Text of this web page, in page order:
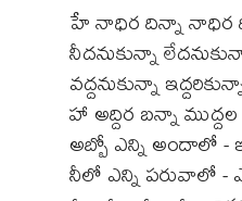
హే నాధిర దిన్నా నాధిర
నీదనుకున్నా
వద్దనుకున్నా
హా అద్దిర బన్నా
అబ్బో ఎన్ని అందాలో
నీలో ఎన్ని పరువాలో -